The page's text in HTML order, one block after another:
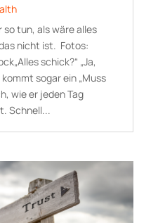
so tun, als wäre alles
nicht ist. Fotos:
schick?“ „Ja,
sogar ein „Muss
wie er jeden Tag
Schnell...